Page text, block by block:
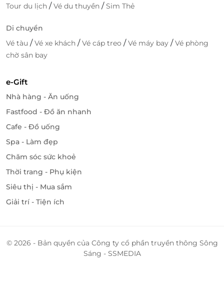
Tour du lịch /Vé du thuyền /Sim Thẻ
Di chuyển
Vé tàu /Vé xe khách /Vé cáp treo /Vé máy bay /Vé phòng
chờ sân bay
e-Gift
Nhà hàng - Ăn uống
Fastfood - Đồ ăn nhanh
Cafe - Đồ uống
Spa - Làm đẹp
Chăm sóc sức khoẻ
Thời trang - Phụ kiện
Siêu thị - Mua sắm
Giải trí - Tiện ích
© 2026 - Bản quyền của Công ty cổ phần truyền thông Sông
Sáng - SSMEDIA